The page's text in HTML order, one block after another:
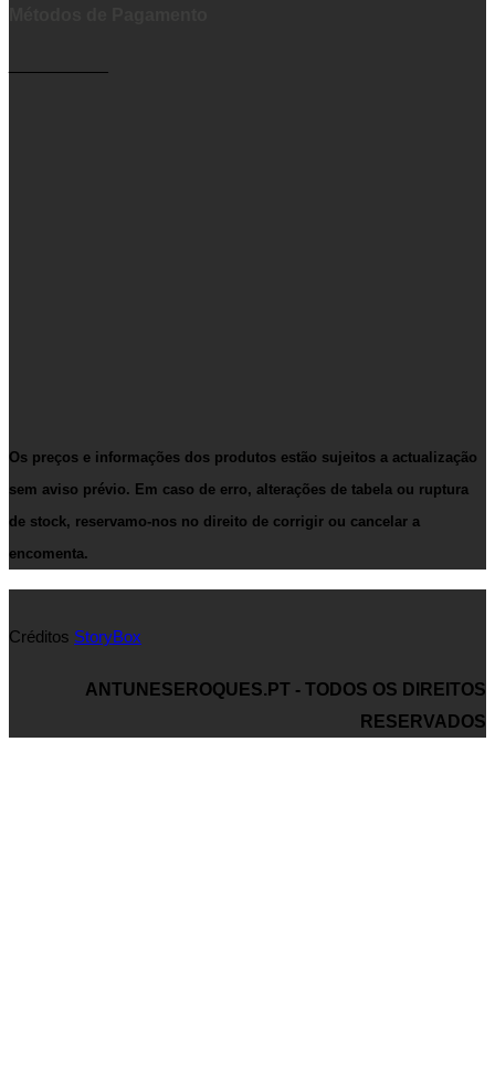
Os preços e informações dos produtos estão sujeitos a actualização
sem aviso prévio. Em caso de erro, alterações de tabela ou ruptura
de stock, reservamo-nos no direito de corrigir ou cancelar a
encomenta.
Créditos StoryBox
ANTUNESEROQUES.PT - TODOS OS DIREITOS
RESERVADOS